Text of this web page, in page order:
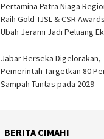
Pertamina Patra Niaga
Raih Gold TJSL & CSR
Ubah Jerami Jadi Peluang
Jabar Berseka Digelorakan,
Pemerintah Targetkan 80
Sampah Tuntas pada 2029
BERITA CIMAHI